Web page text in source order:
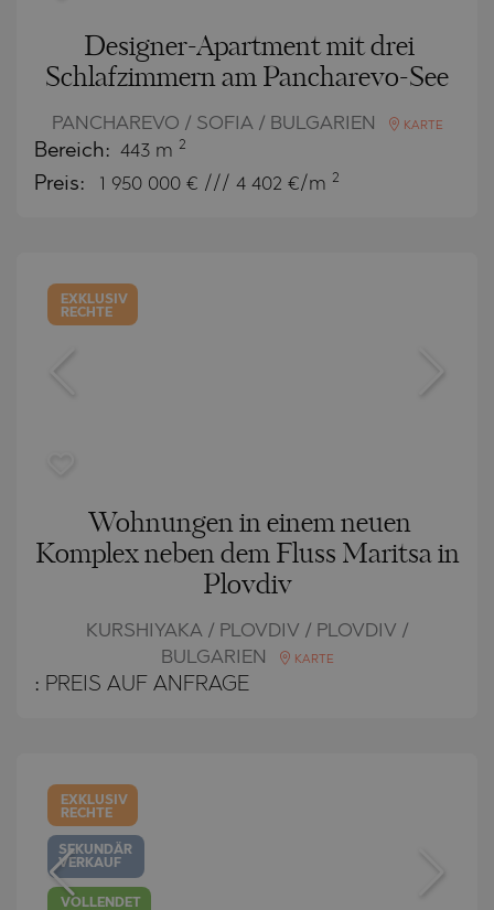
Designer-Apartment mit drei
Schlafzimmern am Pancharevo-See
PANCHAREVO / SOFIA / BULGARIEN KARTE
Bereich: 443 m 2
Preis: 1 950 000 € /// 4 402 €/m 2
EXKLUSIV
RECHTE
Wohnungen in einem neuen
Komplex neben dem Fluss Maritsa in
Plovdiv
KURSHIYAKA / PLOVDIV / PLOVDIV /
BULGARIEN
KARTE
: PREIS AUF ANFRAGE
EXKLUSIV
RECHTE
SEKUNDÄR
VERKAUF
VOLLENDET